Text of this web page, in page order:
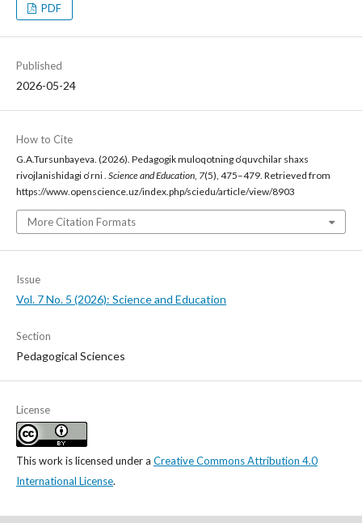
PDF
Published
2026-05-24
How to Cite
G.A.Tursunbayeva. (2026). Pedagogik muloqotning o‘quvchilar shaxs
rivojlanishidagi o‘rni . Science and Education, 7(5), 475–479. Retrieved from
https://www.openscience.uz/index.php/sciedu/article/view/8903
More Citation Formats
Issue
Vol. 7 No. 5 (2026): Science and Education
Section
Pedagogical Sciences
License
This work is licensed under a Creative Commons Attribution 4.0
International License.